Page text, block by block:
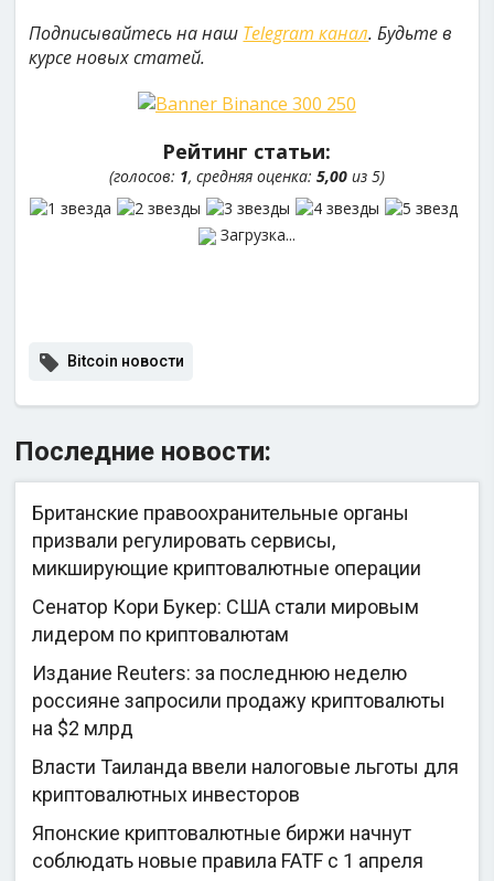
Подписывайтесь на наш Telegram канал. Будьте в
курсе новых статей.
Рейтинг статьи:
(голосов: 1, средняя оценка: 5,00из 5)
Загрузка...
Bitcoin новости
Последние новости:
Британские правоохранительные органы
призвали регулировать сервисы,
микширующие криптовалютные операции
Сенатор Кори Букер: США стали мировым
лидером по криптовалютам
Издание Reuters: за последнюю неделю
россияне запросили продажу криптовалюты
на $2 млрд
Власти Таиланда ввели налоговые льготы для
криптовалютных инвесторов
Японские криптовалютные биржи начнут
соблюдать новые правила FATF с 1 апреля